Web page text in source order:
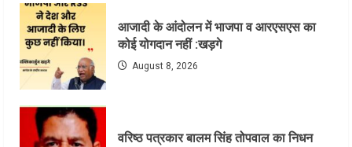
आजादी के आंदोलन में भाजपा व आरएसएस का
कोई योगदान नहीं :खड़गे
August 8, 2026
वरिष्ठ पत्रकार बालम सिंह तोपवाल का निधन